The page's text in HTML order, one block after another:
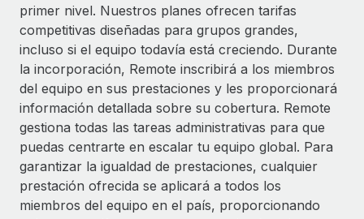
Pregunta a un experto
Obtén ayuda de gente experta en RR. HH. globales
y cumplimiento normativo.
Comprobaciones de antecedentes
Simplifica los procesos de cribado de candidatos.
Cumplimiento normativo
Adelántate a los riesgos de cumplimiento
normativo.
Gestión de dispositivos
CASOS PRÁCTICOS
Consulta todos los recursos
Nómina global
EOR y PEO
Contractor Management
Impuestos
primer nivel. Nuestros planes ofrecen tarifas
competitivas diseñadas para grupos grandes,
incluso si el equipo todavía está creciendo. Durante
la incorporación, Remote inscribirá a los miembros
del equipo en sus prestaciones y les proporcionará
información detallada sobre su cobertura. Remote
gestiona todas las tareas administrativas para que
puedas centrarte en escalar tu equipo global. Para
garantizar la igualdad de prestaciones, cualquier
prestación ofrecida se aplicará a todos los
miembros del equipo en el país, proporcionando